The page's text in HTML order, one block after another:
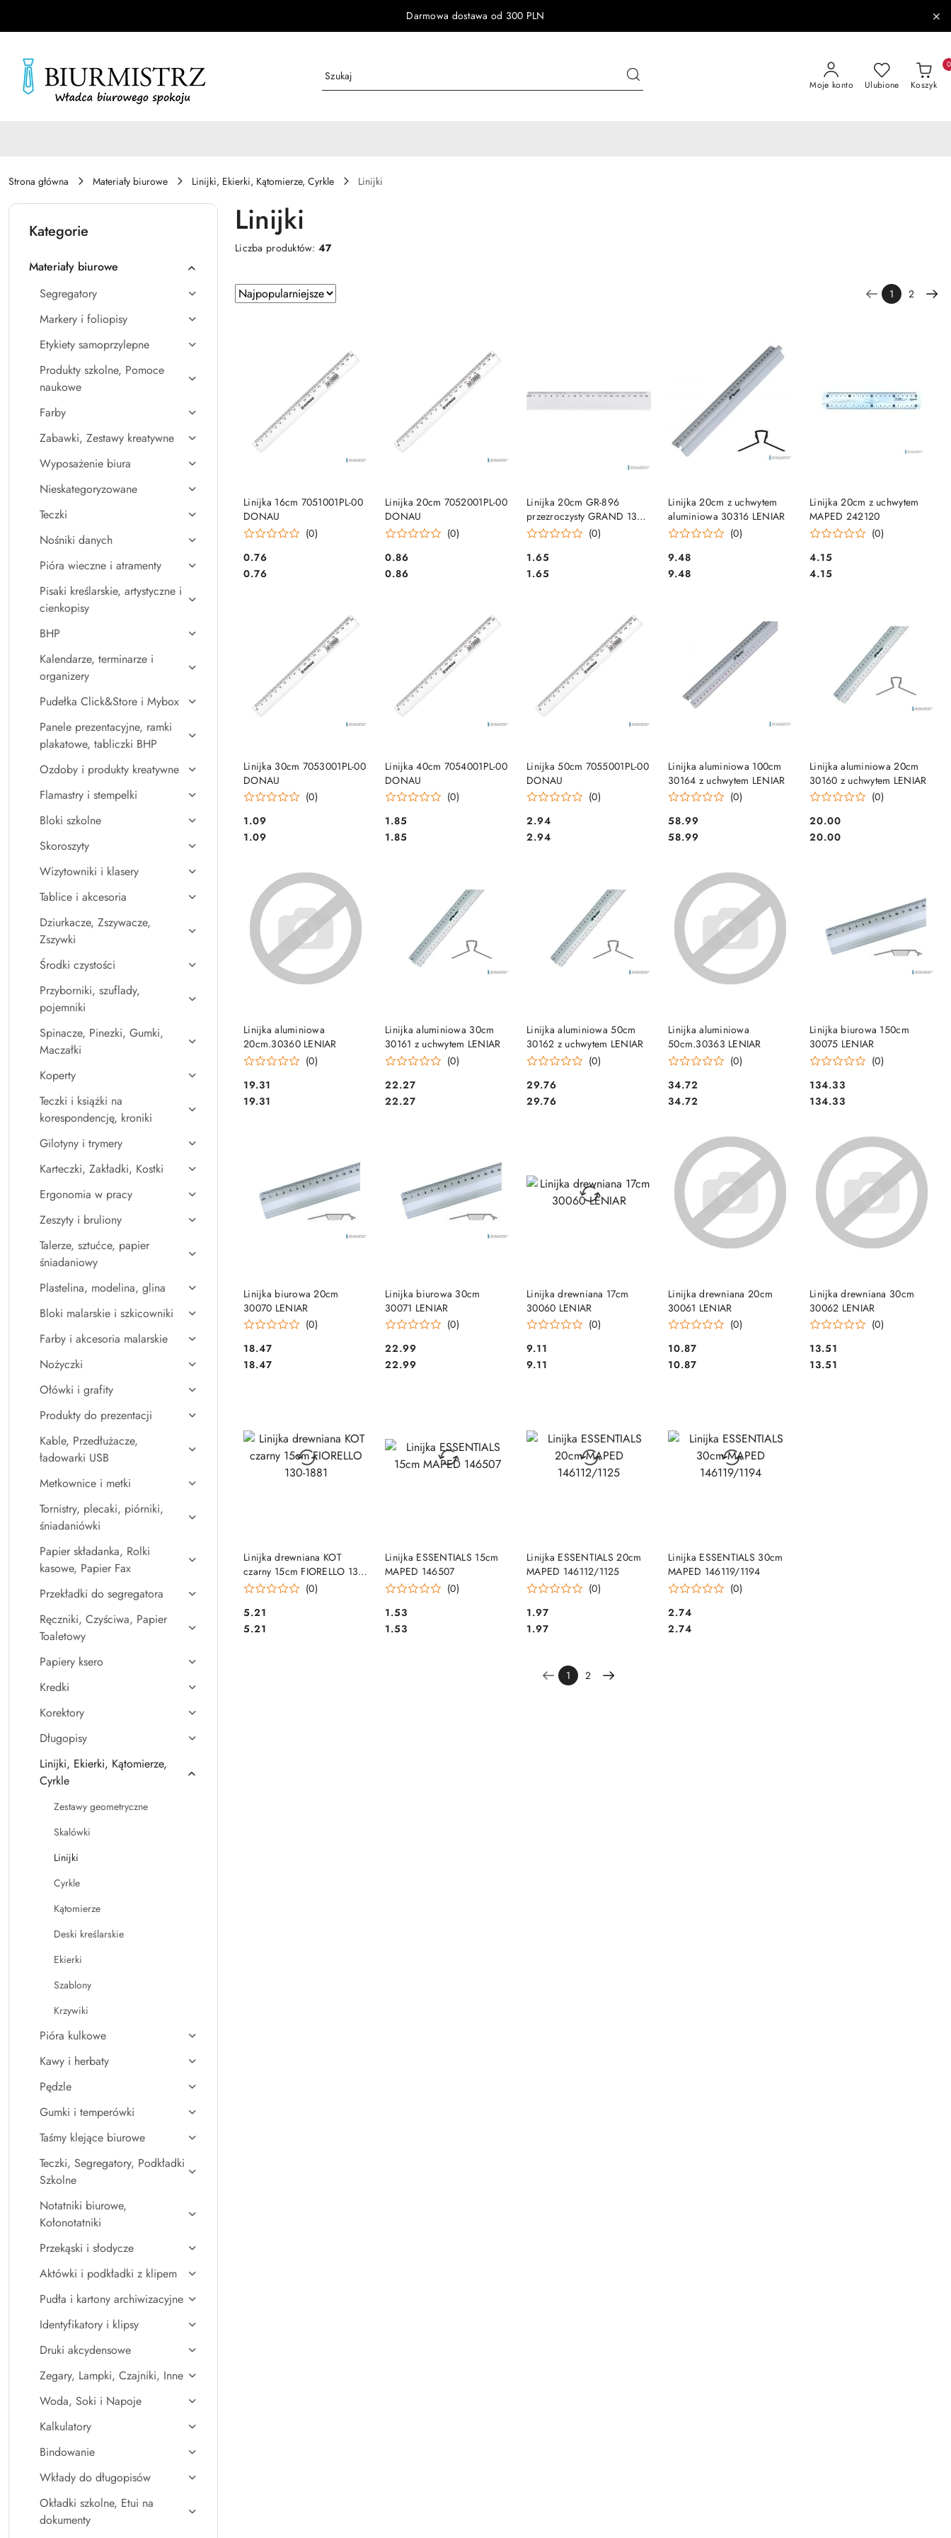
Darmowa dostawa od 300 PLN
Moje konto Ulubione Koszyk
0
Strona główna Materiały biurowe Linijki, Ekierki, Kątomierze, Cyrkle Linijki
Kategorie
Materiały biurowe
Segregatory
Markery i foliopisy
Etykiety samoprzylepne
Produkty szkolne, Pomoce
naukowe
Farby
Zabawki, Zestawy kreatywne
Wyposażenie biura
Nieskategoryzowane
Teczki
Nośniki danych
Pióra wieczne i atramenty
Pisaki kreślarskie, artystyczne i
cienkopisy
BHP
Kalendarze, terminarze i
organizery
Pudełka Click&Store i Mybox
Panele prezentacyjne, ramki
plakatowe, tabliczki BHP
Ozdoby i produkty kreatywne
Flamastry i stempelki
Bloki szkolne
Skoroszyty
Wizytowniki i klasery
Tablice i akcesoria
Dziurkacze, Zszywacze,
Zszywki
Środki czystości
Przyborniki, szuflady,
pojemniki
Spinacze, Pinezki, Gumki,
Maczałki
Koperty
Teczki i książki na
korespondencję, kroniki
Gilotyny i trymery
Karteczki, Zakładki, Kostki
Ergonomia w pracy
Zeszyty i bruliony
Talerze, sztućce, papier
śniadaniowy
Plastelina, modelina, glina
Bloki malarskie i szkicowniki
Farby i akcesoria malarskie
Nożyczki
Ołówki i grafity
Produkty do prezentacji
Kable, Przedłużacze,
ładowarki USB
Metkownice i metki
Tornistry, plecaki, piórniki,
śniadaniówki
Papier składanka, Rolki
kasowe, Papier Fax
Przekładki do segregatora
Ręczniki, Czyściwa, Papier
Toaletowy
Papiery ksero
Kredki
Korektory
Długopisy
Linijki, Ekierki, Kątomierze,
Cyrkle
Zestawy geometryczne
Skalówki
Linijki
Cyrkle
Kątomierze
Deski kreślarskie
Ekierki
Szablony
Krzywiki
Pióra kulkowe
Kawy i herbaty
Pędzle
Gumki i temperówki
Taśmy klejące biurowe
Teczki, Segregatory, Podkładki
Szkolne
Notatniki biurowe,
Kołonotatniki
Przekąski i słodycze
Aktówki i podkładki z klipem
Pudła i kartony archiwizacyjne
Identyfikatory i klipsy
Druki akcydensowe
Zegary, Lampki, Czajniki, Inne
Woda, Soki i Napoje
Kalkulatory
Bindowanie
Wkłady do długopisów
Okładki szkolne, Etui na
dokumenty
Linijki
Liczba produktów:47
Zastosowano
sortowanie:
Sortuj
według
1 2
Linijka 16cm 7051001PL-00
DONAU
(0)
Cena:
0.76
Cena:
0.76
DO KOSZYKA
Linijka 20cm 7052001PL-00
DONAU
(0)
Cena:
0.86
Cena:
0.86
DO KOSZYKA
Linijka 20cm GR-896
przezroczysty GRAND 130-
1496
(0)
Cena:
1.65
Cena:
1.65
DO KOSZYKA
Linijka 20cm z uchwytem
aluminiowa 30316 LENIAR
(0)
Cena:
9.48
Cena:
9.48
DO KOSZYKA
Linijka 20cm z uchwytem
MAPED 242120
(0)
Cena:
4.15
Cena:
4.15
DO KOSZYKA
Linijka 30cm 7053001PL-00
DONAU
(0)
Cena:
1.09
Cena:
1.09
DO KOSZYKA
Linijka 40cm 7054001PL-00
DONAU
(0)
Cena:
1.85
Cena:
1.85
DO KOSZYKA
Linijka 50cm 7055001PL-00
DONAU
(0)
Cena:
2.94
Cena:
2.94
DO KOSZYKA
Linijka aluminiowa 100cm
30164 z uchwytem LENIAR
(0)
Cena:
58.99
Cena:
58.99
DO KOSZYKA
Linijka aluminiowa 20cm
30160 z uchwytem LENIAR
(0)
Cena:
20.00
Cena:
20.00
DO KOSZYKA
Linijka aluminiowa
20cm.30360 LENIAR
(0)
Cena:
19.31
Cena:
19.31
DO KOSZYKA
Linijka aluminiowa 30cm
30161 z uchwytem LENIAR
(0)
Cena:
22.27
Cena:
22.27
DO KOSZYKA
Linijka aluminiowa 50cm
30162 z uchwytem LENIAR
(0)
Cena:
29.76
Cena:
29.76
DO KOSZYKA
Linijka aluminiowa
50cm.30363 LENIAR
(0)
Cena:
34.72
Cena:
34.72
DO KOSZYKA
Linijka biurowa 150cm
30075 LENIAR
(0)
Cena:
134.33
Cena:
134.33
DO KOSZYKA
Linijka biurowa 20cm
30070 LENIAR
(0)
Cena:
18.47
Cena:
18.47
DO KOSZYKA
Linijka biurowa 30cm
30071 LENIAR
(0)
Cena:
22.99
Cena:
22.99
DO KOSZYKA
Linijka drewniana 17cm
30060 LENIAR
(0)
Cena:
9.11
Cena:
9.11
DO KOSZYKA
Linijka drewniana 20cm
30061 LENIAR
(0)
Cena:
10.87
Cena:
10.87
DO KOSZYKA
Linijka drewniana 30cm
30062 LENIAR
(0)
Cena:
13.51
Cena:
13.51
DO KOSZYKA
Linijka drewniana KOT
czarny 15cm FIORELLO 130-
1881
(0)
Cena:
5.21
Cena:
5.21
DO KOSZYKA
Linijka ESSENTIALS 15cm
MAPED 146507
(0)
Cena:
1.53
Cena:
1.53
DO KOSZYKA
Linijka ESSENTIALS 20cm
MAPED 146112/1125
(0)
Cena:
1.97
Cena:
1.97
DO KOSZYKA
Linijka ESSENTIALS 30cm
MAPED 146119/1194
(0)
Cena:
2.74
Cena:
2.74
DO KOSZYKA
1 2